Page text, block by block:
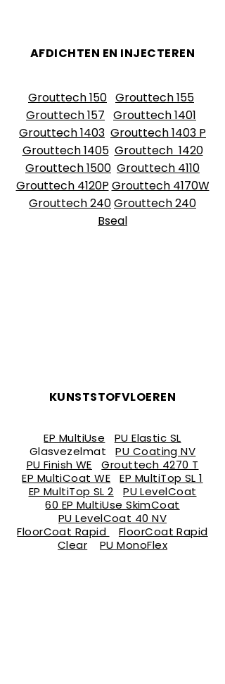
AFDICHTEN EN INJECTEREN
Grouttech 150 Grouttech 155
Grouttech 157 Grouttech 1401
Grouttech 1403 Grouttech 1403 P
Grouttech 1405 Grouttech 1420
Grouttech 1500 Grouttech 4110
Grouttech 4120P Grouttech 4170W
Grouttech 240Grouttech 240
Bseal
KUNSTSTOFVLOEREN
EP MultiUse
PU Elastic SL
GlasvezelmatPU Coating NV
PU Finish WE
Grouttech 4270 T
EP MultiCoat WE
EP MultiTop SL 1
EP MultiTop SL 2
PU LevelCoat
60 EP MultiUse SkimCoat
PU LevelCoat 40 NV
FloorCoat Rapid
FloorCoat Rapid
Clear
PU MonoFlex